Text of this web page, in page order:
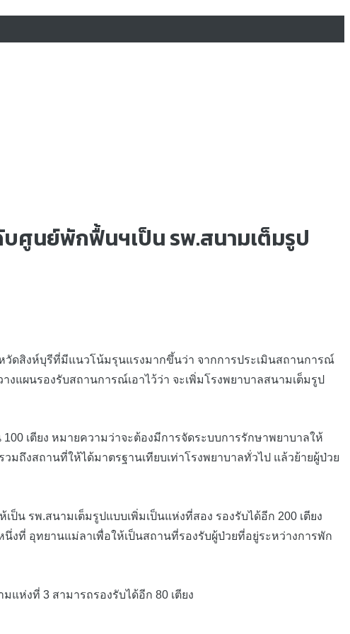
บศูนย์พักฟื้นฯเป็น รพ.สนามเต็มรูป
ดสิงห์บุรีที่มีแนวโน้มรุนแรงมากขึ้นว่า จากการประเมินสถานการณ์
งแผนรองรับสถานการณ์เอาไว้ว่า จะเพิ่มโรงพยาบาลสนามเต็มรูป
เตียง หมายความว่าจะต้องมีการจัดระบบการรักษาพยาบาลให้
ถึงสถานที่ให้ได้มาตรฐานเทียบเท่าโรงพยาบาลทั่วไป แล้วย้ายผู้ป่วย
พ.สนามเต็มรูปแบบเพิ่มเป็นแห่งที่สอง รองรับได้อีก 200 เตียง
ที่ อุทยานแม่ลาเพื่อให้เป็นสถานที่รองรับผู้ป่วยที่อยู่ระหว่างการพัก
งที่ 3 สามารถรองรับได้อีก 80 เตียง